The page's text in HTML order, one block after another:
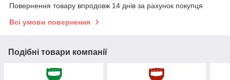
Повернення товару впродовж 14 днів за рахунок покупця
Всі умови повернення
Подібні товари компанії